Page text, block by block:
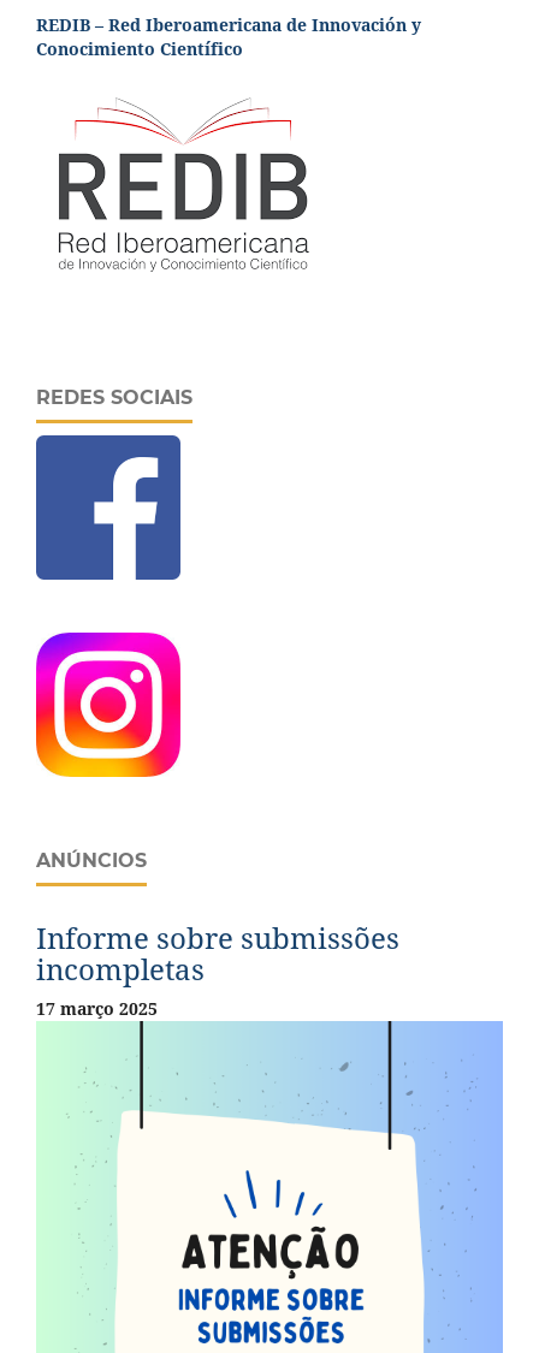
REDIB – Red Iberoamericana de Innovación y
Conocimiento Científico
REDES SOCIAIS
ANÚNCIOS
Informe sobre submissões
incompletas
17 março 2025